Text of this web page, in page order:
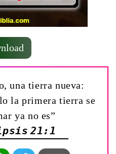
una tierra nueva:
la primera tierra se
ya no es”
21:1